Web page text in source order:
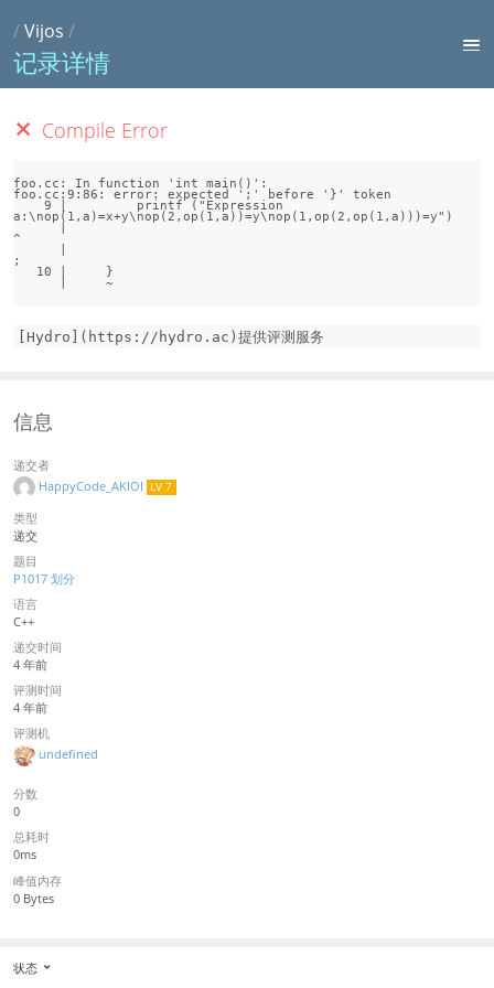
/Vijos /
记录详情
Compile Error
foo.cc: In function 'int main()':
foo.cc:9:86: error: expected ';' before '}' token
    9 |         printf ("Expression
a:\nop(1,a)=x+y\nop(2,op(1,a))=y\nop(1,op(2,op(1,a)))=y")
      |
^
;
[Hydro](https://hydro.ac)提供评测服务
信息
递交者
HappyCode_AKIOI LV 7
类型
递交
题目
P1017 划分
语言
C++
递交时间
4 年前
评测时间
4 年前
评测机
undefined
分数
0
总耗时
0ms
峰值内存
0 Bytes
状态